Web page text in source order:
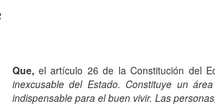
Que, el artículo 26 de la Constitución del
inexcusable del Estado. Constituye un
indispensable para el buen vivir. Las